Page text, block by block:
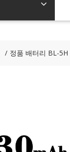
정품 배터리 BL-